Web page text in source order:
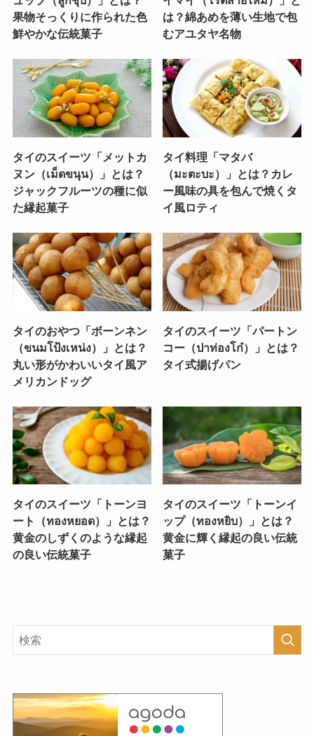
果物そっくりに作られた色
鮮やかな伝統菓子
は？綿あめを薄い生地で包
むアユタヤ名物
タイのスイーツ「メットカ
ヌン（เม็ดขนุน）」とは？
ジャックフルーツの種に似
た縁起菓子
タイ料理「マタバ
（มะตะบะ）」とは？カレ
ー風味の具を包んで焼くタ
イ風ロティ
タイのおやつ「ボーンネン
（ขนมโป้งเหน่ง）」とは？
丸い形がかわいいタイ風ア
メリカンドッグ
タイのスイーツ「パートン
コー（ปาท่องโก๋）」とは？
タイ式揚げパン
タイのスイーツ「トーンヨ
ート（ทองหยอด）」とは？
黄金のしずくのような縁起
の良い伝統菓子
タイのスイーツ「トーンイ
ップ（ทองหยิบ）」とは？
黄金に輝く縁起の良い伝統
菓子